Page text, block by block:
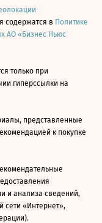
содержатся в Политике
АО «Бизнес Ньюс
только при
гиперссылки на
представленные
к покупке
и анализа сведений,
сети «Интернет»,